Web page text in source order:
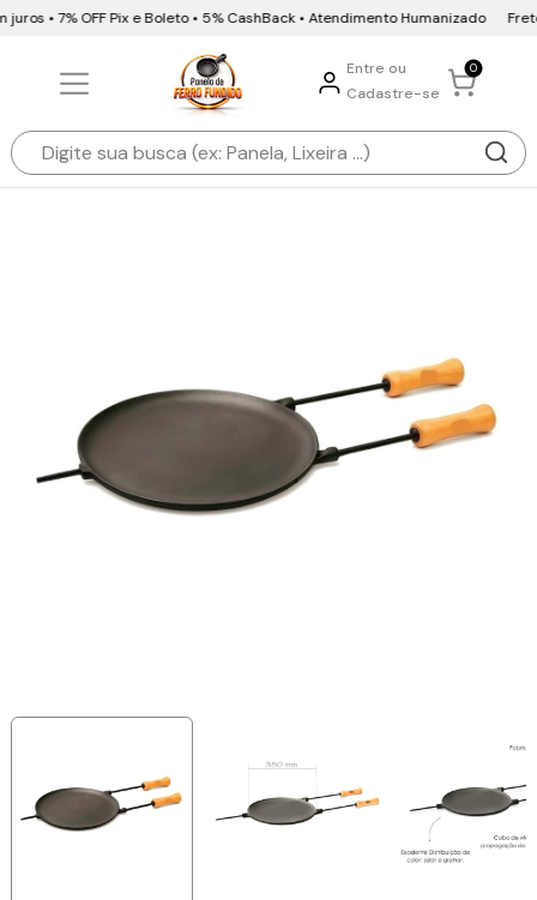
• 7% OFF Pix e Boleto • 5% CashBack • Atendimento Humanizado
Entre ou
Cadastre-se
0